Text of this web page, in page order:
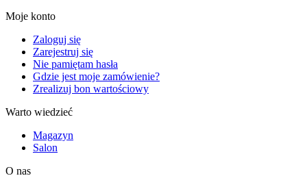
Moje konto
Zaloguj się
Zarejestruj się
Nie pamiętam hasła
Gdzie jest moje zamówienie?
Zrealizuj bon wartościowy
Warto wiedzieć
Magazyn
Salon
O nas